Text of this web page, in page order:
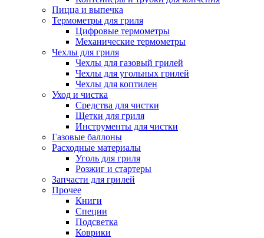
Пицца и выпечка
Термометры для гриля
Цифровые термометры
Механические термометры
Чехлы для гриля
Чехлы для газовый грилей
Чехлы для угольных грилей
Чехлы для коптилен
Уход и чистка
Средства для чистки
Щетки для гриля
Инструменты для чистки
Газовые баллоны
Расходные материалы
Уголь для гриля
Розжиг и стартеры
Запчасти для грилей
Прочее
Книги
Специи
Подсветка
Коврики